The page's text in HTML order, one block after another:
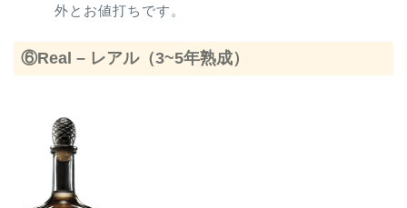
外とお値打ちです。
⑥Real – レアル（3~5年熟成）